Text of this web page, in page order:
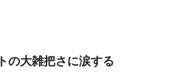
の大雑把さに涙する